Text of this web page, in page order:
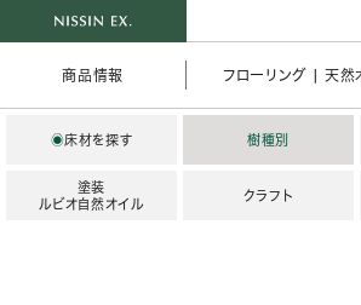
商品情報 フローリング | 天然
◉床材を探す 樹種別
塗装
ルビオ自然オイル
クラフト